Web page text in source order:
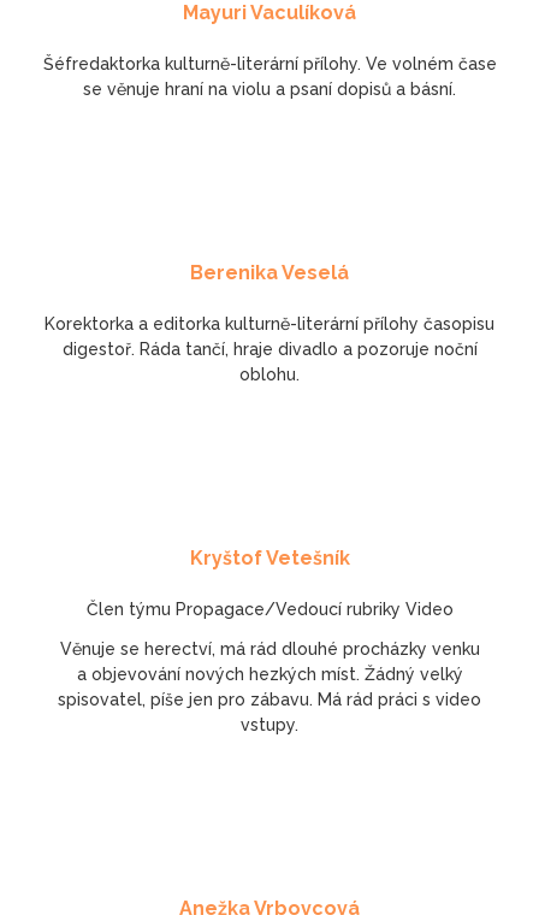
Mayuri Vaculíková
Šéfredaktorka kulturně-literární přílohy. Ve volném čase
se věnuje hraní na violu a psaní dopisů a básní.
Berenika Veselá
Korektorka a editorka kulturně-literární přílohy časopisu
digestoř. Ráda tančí, hraje divadlo a pozoruje noční
oblohu.
Kryštof Vetešník
Člen týmu Propagace/Vedoucí rubriky Video
Věnuje se herectví, má rád dlouhé procházky venku
a objevování nových hezkých míst. Žádný velký
spisovatel, píše jen pro zábavu. Má rád práci s video
vstupy.
Anežka Vrbovcová